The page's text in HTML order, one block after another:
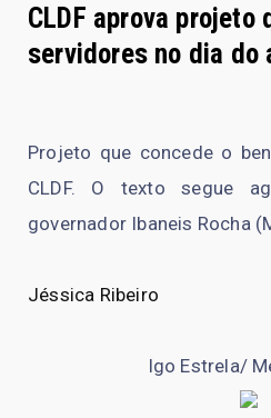
CLDF aprova projeto
servidores no dia do
Projeto que concede o
CLDF. O texto segue
governador Ibaneis Rocha
Jéssica Ribeiro
Igo Estrela/